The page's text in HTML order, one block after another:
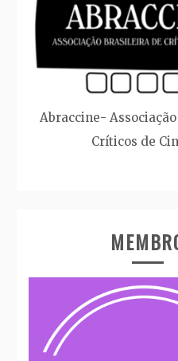
Abraccine-
Críticos de